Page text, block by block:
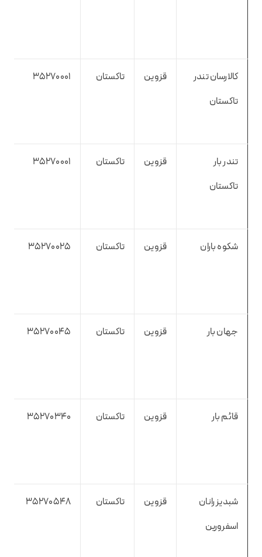
کالارسان تندر
تاکستان
قزوین تاکستان 35270001
تندر بار
تاکستان
قزوین تاکستان 35270001
شکوه باران قزوین تاکستان 35270025
جهان بار قزوین تاکستان 35270045
قائم بار قزوین تاکستان 35270340
شبدیز رانان
اسفرورین
قزوین تاکستان 35270548